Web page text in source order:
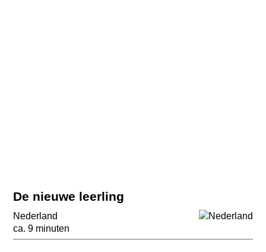
De nieuwe leerling
Nederland
ca. 9 minuten